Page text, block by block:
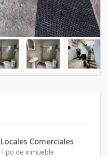
Locales Comerciales
Tipo de inmueble